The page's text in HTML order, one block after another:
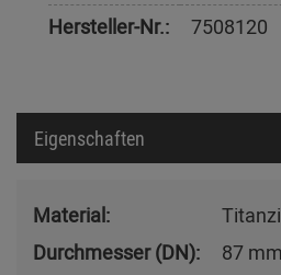
Hersteller-Nr.: 7508120
Eigenschaften
Material:
Durchmesser (DN):
87 mm